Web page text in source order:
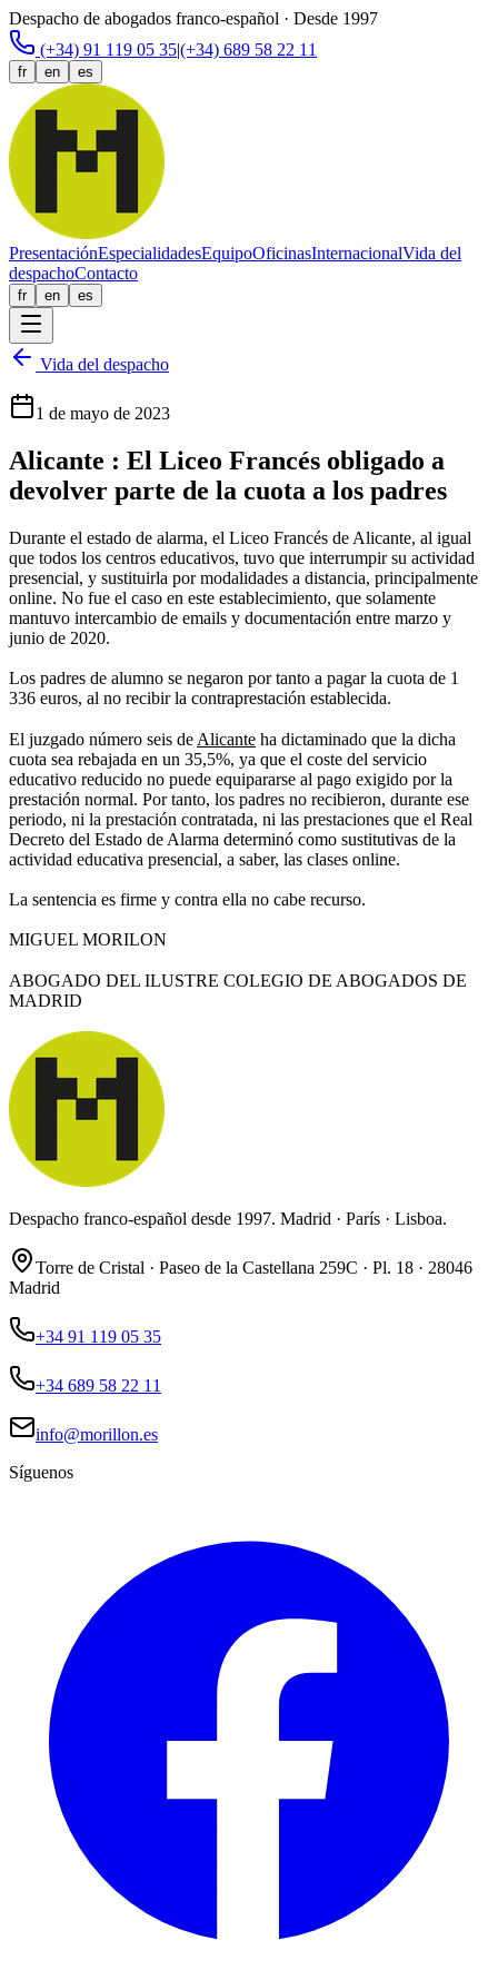
Despacho de abogados franco-español · Desde 1997
(+34) 91 119 05 35|(+34) 689 58 22 11
fr en es
PresentaciónEspecialidadesEquipoOficinasInternacionalVida del
despachoContacto
fr en es
Vida del despacho
1 de mayo de 2023
Alicante : El Liceo Francés obligado a
devolver parte de la cuota a los padres
Durante el estado de alarma, el Liceo Francés de Alicante, al igual
que todos los centros educativos, tuvo que interrumpir su actividad
presencial, y sustituirla por modalidades a distancia, principalmente
online. No fue el caso en este establecimiento, que solamente
mantuvo intercambio de emails y documentación entre marzo y
junio de 2020.
Los padres de alumno se negaron por tanto a pagar la cuota de 1
336 euros, al no recibir la contraprestación establecida.
El juzgado número seis de Alicante ha dictaminado que la dicha
cuota sea rebajada en un 35,5%, ya que el coste del servicio
educativo reducido no puede equipararse al pago exigido por la
prestación normal. Por tanto, los padres no recibieron, durante ese
periodo, ni la prestación contratada, ni las prestaciones que el Real
Decreto del Estado de Alarma determinó como sustitutivas de la
actividad educativa presencial, a saber, las clases online.
La sentencia es firme y contra ella no cabe recurso.
MIGUEL MORILON
ABOGADO DEL ILUSTRE COLEGIO DE ABOGADOS DE
MADRID
Despacho franco-español desde 1997. Madrid · París · Lisboa.
Torre de Cristal · Paseo de la Castellana 259C · Pl. 18 · 28046
Madrid
+34 91 119 05 35
+34 689 58 22 11
info@morillon.es
Síguenos